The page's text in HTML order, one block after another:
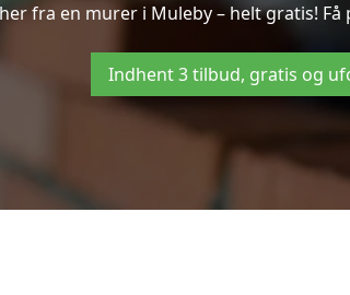
fra en murer i Muleby – helt gratis!
Indhent 3 tilbud, gratis og